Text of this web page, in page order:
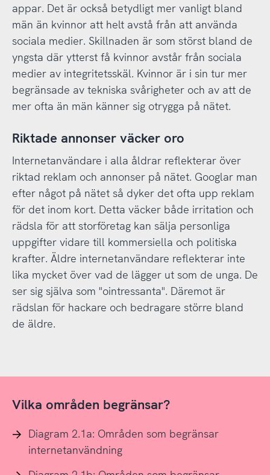
appar. Det är också betydligt mer vanligt bland
män än kvinnor att helt avstå från att använda
sociala medier. Skillnaden är som störst bland de
yngsta där ytterst få kvinnor avstår från sociala
medier av integritetsskäl. Kvinnor är i sin tur mer
begränsade av tekniska svårigheter och av att de
mer ofta än män känner sig otrygga på nätet.
Riktade annonser väcker oro
Internetanvändare i alla åldrar reflekterar över
riktad reklam och annonser på nätet. Googlar man
efter något på nätet så dyker det ofta upp reklam
för det inom kort. Detta väcker både irritation och
rädsla för att storföretag kan sälja personliga
uppgifter vidare till kommersiella och politiska
krafter. Äldre internetanvändare reflekterar inte
lika mycket över vad de lägger ut som de unga. De
ser sig själva som "ointressanta". Däremot är
rädslan för hackare och bedragare större bland
de äldre.
Vilka områden begränsar?
Diagram 2.1a: Områden som begränsar
internetanvändning